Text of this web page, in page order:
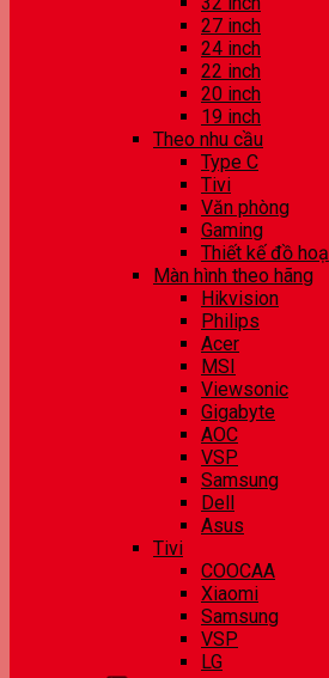
27 inch
24 inch
22 inch
20 inch
19 inch
Theo nhu cầu
Type C
Tivi
Văn phòng
Gaming
Thiết kế đồ hoạ
Màn hình theo hãng
Hikvision
Philips
Acer
MSI
Viewsonic
Gigabyte
AOC
VSP
Samsung
Dell
Asus
Tivi
COOCAA
Xiaomi
Samsung
VSP
LG